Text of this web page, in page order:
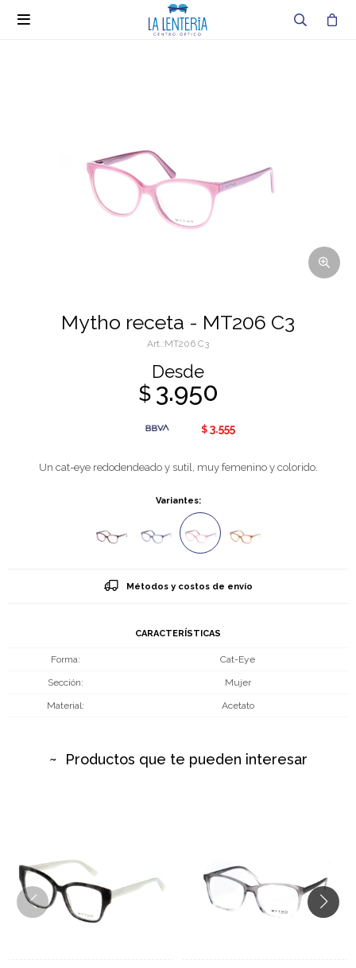

Mytho receta - MT206 C3
MT206 C3
Desde
$ 3.950
$ 3.555
Un cat-eye redodendeado y sutil, muy femenino y colorido.
Variantes:
Métodos y costos de envío
CARACTERÍSTICAS
Forma Cat-Eye
Sección Mujer
Material Acetato
Productos que te pueden interesar